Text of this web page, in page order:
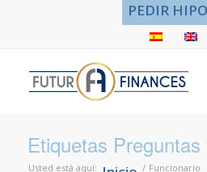
PEDIR
Etiquetas
Usted está aquí: / Funcionario